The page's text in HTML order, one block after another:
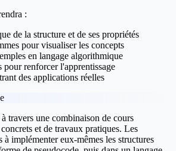
:
de la structure et de ses propriétés
pour visualiser les concepts
en langage algorithmique
pour renforcer l'apprentissage
des applications réelles
travers une combinaison de cours
et de travaux pratiques. Les
à implémenter eux-mêmes les structures